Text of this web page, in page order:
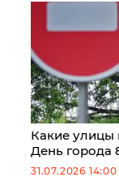
Какие улицы
День города
31.07.2026 14:00